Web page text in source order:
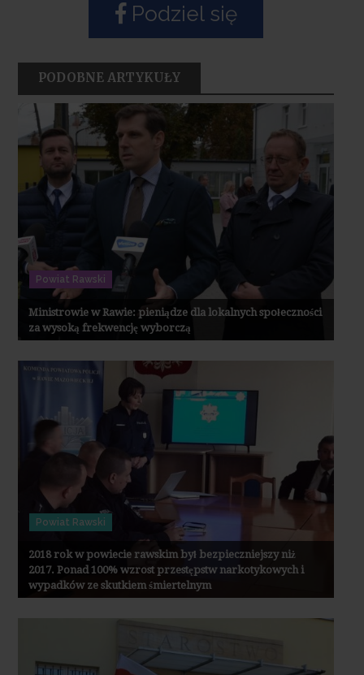
Podziel się
PODOBNE ARTYKUŁY
Powiat Rawski
Ministrowie w Rawie: pieniądze dla lokalnych społeczności
za wysoką frekwencję wyborczą
Powiat Rawski
2018 rok w powiecie rawskim był bezpieczniejszy niż
2017. Ponad 100% wzrost przestępstw narkotykowych i
wypadków ze skutkiem śmiertelnym